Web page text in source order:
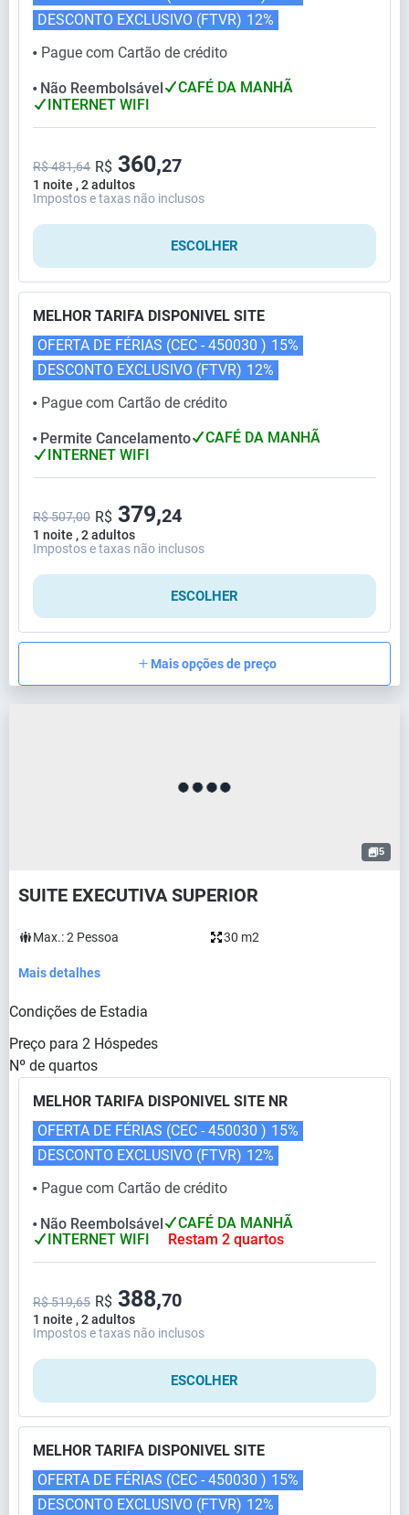
⬤ Pague com Cartão de crédito
DESCONTO EXCLUSIVO (FTVR) 12%
⬤ Não Reembolsável
CAFÉ DA MANHÃ
INTERNET WIFI
1 noite , 2 adultos
R$ 481,64 R$ 360,27
Impostos e taxas não inclusos
ESCOLHER
MELHOR TARIFA DISPONIVEL SITE
⬤ Pague com Cartão de crédito
OFERTA DE FÉRIAS (CEC - 450030 ) 15%
DESCONTO EXCLUSIVO (FTVR) 12%
⬤ Permite Cancelamento
CAFÉ DA MANHÃ
INTERNET WIFI
1 noite , 2 adultos
R$ 507,00 R$ 379,24
Impostos e taxas não inclusos
ESCOLHER
Mais opções de preço
5
SUITE EXECUTIVA SUPERIOR
Max.:2 Pessoa 30 m2
Mais detalhes
Condições de Estadia
Preço para 2 Hóspedes
Nº de quartos
MELHOR TARIFA DISPONIVEL SITE NR
⬤ Pague com Cartão de crédito
OFERTA DE FÉRIAS (CEC - 450030 ) 15%
DESCONTO EXCLUSIVO (FTVR) 12%
⬤ Não Reembolsável
CAFÉ DA MANHÃ
INTERNET WIFI
Restam 2 quartos
1 noite , 2 adultos
R$ 519,65 R$ 388,70
Impostos e taxas não inclusos
ESCOLHER
MELHOR TARIFA DISPONIVEL SITE
OFERTA DE FÉRIAS (CEC - 450030 ) 15%
DESCONTO EXCLUSIVO (FTVR) 12%